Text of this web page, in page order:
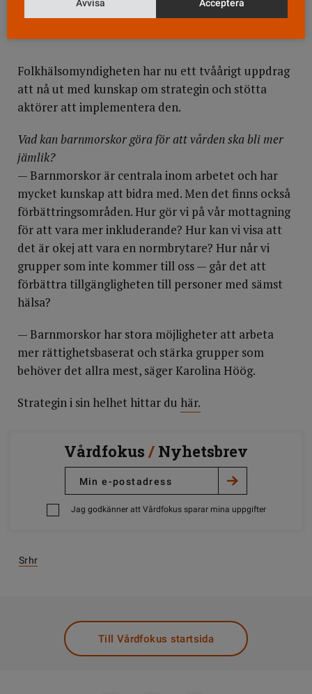
Folkhälsomyndigheten har nu ett tvåårigt uppdrag
att nå ut med kunskap om strategin och stötta
aktörer att implementera den.
Vad kan barnmorskor göra för att vården ska bli mer
jämlik?
— Barnmorskor är centrala inom arbetet och har
mycket kunskap att bidra med. Men det finns också
förbättringsområden. Hur gör vi på vår mottagning
för att vara mer inkluderande? Hur kan vi visa att
det är okej att vara en normbrytare? Hur når vi
grupper som inte kommer till oss — går det att
förbättra tillgängligheten till personer med sämst
hälsa?
— Barnmorskor har stora möjligheter att arbeta
mer rättighetsbaserat och stärka grupper som
behöver det allra mest, säger Karolina Höög.
Strategin i sin helhet hittar du här.
Vårdfokus / Nyhetsbrev
Jag godkänner att Vårdfokus sparar mina uppgifter
Srhr
Till Vårdfokus startsida
Avvisa Acceptera